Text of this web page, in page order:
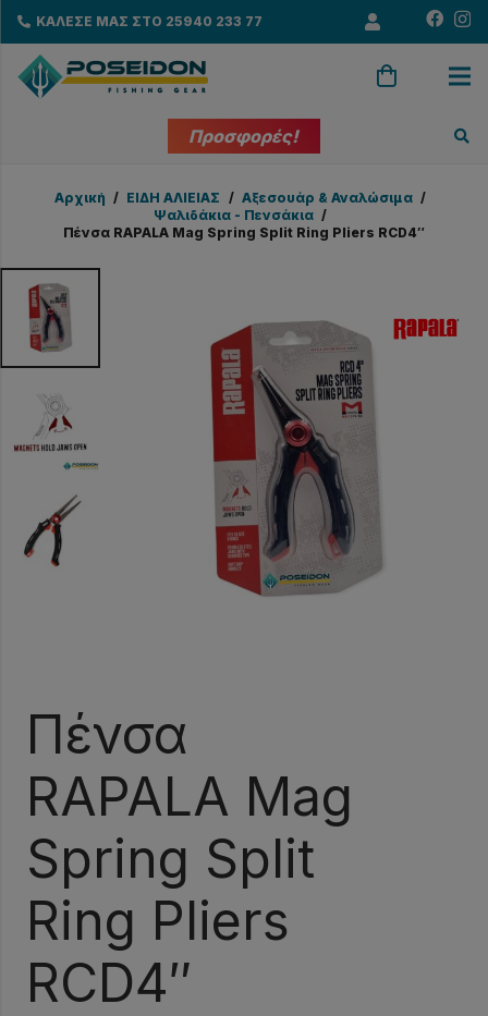
ΚΑΛΕΣΕ ΜΑΣ ΣΤΟ 25940 233 77
Προσφορές!
Αρχική / EΙΔΗ ΑΛΙΕΙΑΣ / Αξεσουάρ & Αναλώσιμα /
Ψαλιδάκια - Πενσάκια /
Πένσα RAPALA Mag Spring Split Ring Pliers RCD4″
Πένσα
RAPALA Mag
Spring Split
Ring Pliers
RCD4″